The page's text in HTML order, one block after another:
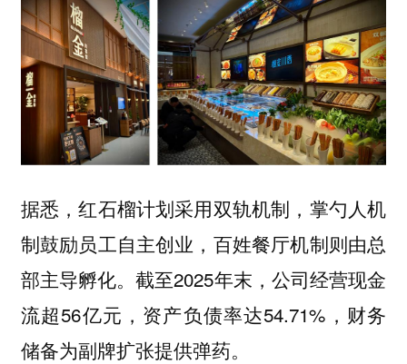
据悉，红石榴计划采用双轨机制，掌勺人机
制鼓励员工自主创业，百姓餐厅机制则由总
部主导孵化。截至2025年末，公司经营现金
流超56亿元，资产负债率达54.71%，财务
储备为副牌扩张提供弹药。